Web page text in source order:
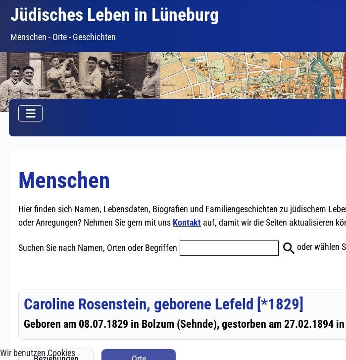
Jüdisches Leben in Lüneburg
Menschen - Orte - Geschichten
Wir benutzen Cookies